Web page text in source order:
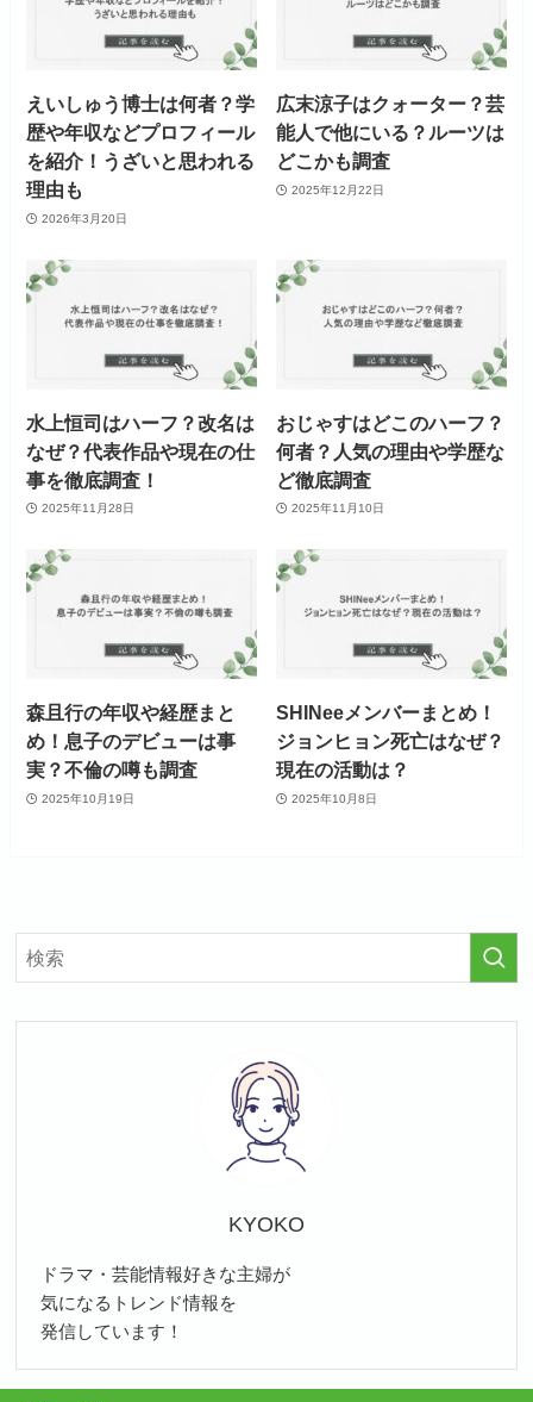
えいしゅう博士は何者？学
歴や年収などプロフィール
を紹介！うざいと思われる
理由も
2026年3月20日
広末涼子はクォーター？芸
能人で他にいる？ルーツは
どこかも調査
2025年12月22日
水上恒司はハーフ？改名は
なぜ？代表作品や現在の仕
事を徹底調査！
2025年11月28日
おじゃすはどこのハーフ？
何者？人気の理由や学歴な
ど徹底調査
2025年11月10日
森且行の年収や経歴まと
め！息子のデビューは事
実？不倫の噂も調査
2025年10月19日
SHINeeメンバーまとめ！
ジョンヒョン死亡はなぜ？
現在の活動は？
2025年10月8日
KYOKO
ドラマ・芸能情報好きな主婦が
気になるトレンド情報を
発信しています！